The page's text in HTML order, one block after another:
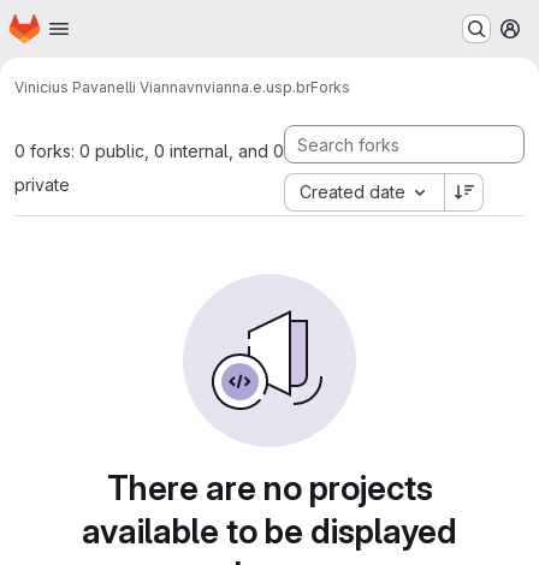
Skip to main content
Homepage
Vinicius Pavanelli Viannavnvianna.e.usp.brForks
0 forks: 0 public, 0 internal, and 0
private
Created date
There are no projects
available to be displayed